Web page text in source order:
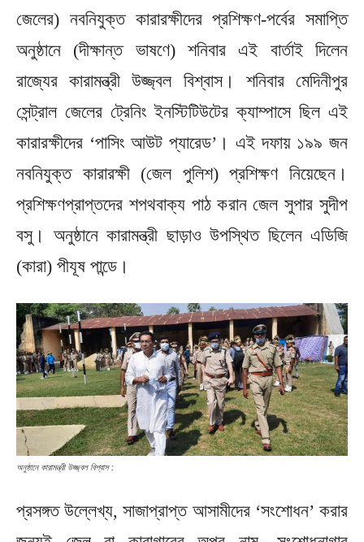
জেলের) নবনিযুক্ত কারারক্ষীদের প্রশিক্ষণ-পর্বের সমাপ্তি
অনুষ্ঠানে (দীক্ষান্ত ভাষণে) শনিবার এই বার্তাই দিলেন
রাজ্যের কারামন্ত্রী উজ্জ্বল বিশ্বাস। শনিবার মেদিনীপুর
সেন্ট্রাল জেলের ট্রেনিং ইনস্টিটিউটের ক্যাম্পাসে ছিল এই
কারারক্ষীদের ‘পাসিং আউট প্যারেড’। এই দফায় ১৯৯ জন
নবনিযুক্ত কারারক্ষী (জেল পুলিশ) প্রশিক্ষণ নিয়েছেন।
প্রশিক্ষণপ্রাপ্তদের শপথবাক্য পাঠ করান জেল সুপার সুদীপ
বসু। অনুষ্ঠানে কারামন্ত্রী ছাড়াও উপস্থিত ছিলেন এডিজি
(কারা) পীযূষ পান্ডে।
অনুষ্ঠানে কারামন্ত্রী উজ্জ্বল বিশ্বাস :
প্রসঙ্গত উল্লেখ্য, সাজাপ্রাপ্ত আসামীদের ‘সংশোধন’ করার